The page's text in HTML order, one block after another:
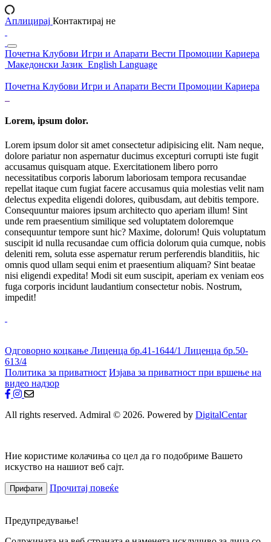
Аплицирај Контактирај не
Почетна Клубови Игри и Апарати Вести Промоции Кариера
Македонски Јазик English Language
Почетна Клубови Игри и Апарати Вести Промоции Кариера
Lorem, ipsum dolor.
Lorem ipsum dolor sit amet consectetur adipisicing elit. Nam neque,
dolore pariatur non aspernatur ducimus excepturi corrupti iste fugit
accusamus quisquam atque. Exercitationem libero porro
necessitatibus corporis laborum laboriosam tempora recusandae
repellat itaque cum fugiat facere accusamus quia molestias velit nam
delectus expedita eligendi dolores, quibusdam, aut debitis tempore.
Consequuntur maiores ipsum architecto quo aperiam illum! Sint
unde rem praesentium similique sed voluptatem doloremque
consequuntur tempore sunt hic? Maxime, dolorum! Quis voluptatum
suscipit id nulla recusandae cum officia dolorum quia cumque, nobis
deleniti rem, soluta esse aspernatur rerum perferendis blanditiis, hic
omnis quod ullam sequi enim et praesentium aliquam? Sint beatae
nisi eligendi expedita! Modi sit eum suscipit, aperiam ex veniam eos
fuga corporis incidunt laudantium consectetur nobis. Nostrum,
impedit!
Одговорно коцкање Лиценца бр.41-1644/1 Лиценца бр.50-
613/4
Политика за приватност Изјава за приватност при вршење на
видео надзор
All rights reserved. Admiral © 2026. Powered by DigitalCentar
Ние користиме колачиња со цел да го подобриме Вашето
искуство на нашиот веб сајт.
Прифати Прочитај повеќе
Предупредување!